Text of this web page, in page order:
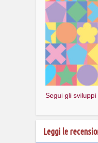
Segui gli
Leggi le